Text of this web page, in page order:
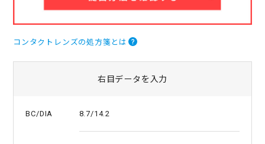
g
コンタクトレンズの処方箋とは
右目データを入力
BC/DIA 8.7/14.2